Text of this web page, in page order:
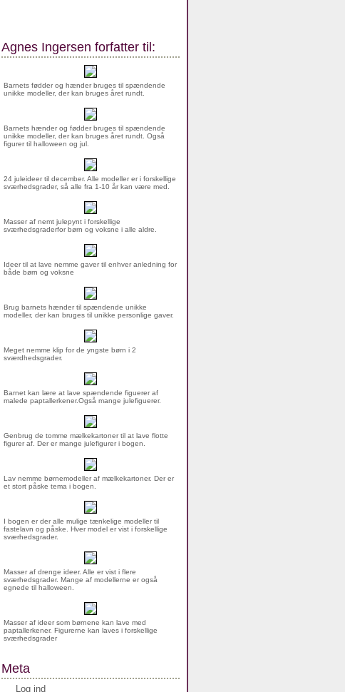
Agnes Ingersen forfatter til:
Barnets fødder og hænder bruges til spændende
unikke modeller, der kan bruges året rundt.
Barnets hænder og fødder bruges til spændende
unikke modeller, der kan bruges året rundt. Også
figurer til halloween og jul.
24 juleideer til december. Alle modeller er i forskellige
sværhedsgrader, så alle fra 1-10 år kan være med.
Masser af nemt julepynt i forskellige
sværhedsgraderfor børn og voksne i alle aldre.
Ideer til at lave nemme gaver til enhver anledning for
både børn og voksne
Brug barnets hænder til spændende unikke
modeller, der kan bruges til unikke personlige gaver.
Meget nemme klip for de yngste børn i 2
sværdhedsgrader.
Barnet kan lære at lave spændende figuerer af
malede paptallerkener.Også mange julefiguerer.
Genbrug de tomme mælkekartoner til at lave flotte
figurer af. Der er mange julefigurer i bogen.
Lav nemme børnemodeller af mælkekartoner. Der er
et stort påske tema i bogen.
I bogen er der alle mulige tænkelige modeller til
fastelavn og påske. Hver model er vist i forskellige
sværhedsgrader.
Masser af drenge ideer. Alle er vist i flere
sværhedsgrader. Mange af modellerne er også
egnede til halloween.
Masser af ideer som børnene kan lave med
paptallerkener. Figurerne kan laves i forskellige
sværhedsgrader
Meta
Log ind